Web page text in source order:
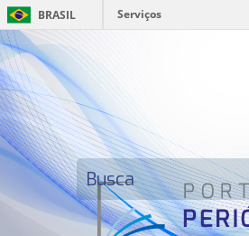
BRASIL
Serviços